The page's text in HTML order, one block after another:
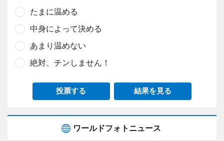
たまに温める
中身によって決める
あまり温めない
絶対、チンしません！
投票する 結果を見る
ワールドフォトニュース